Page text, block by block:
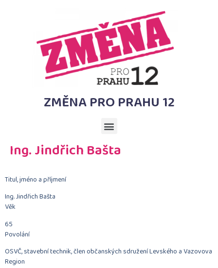
ZMĚNA PRO PRAHU 12
Ing. Jindřich Bašta
Titul, jméno a příjmení
Ing. Jindřich Bašta
Věk
65
Povolání
OSVČ, stavební technik, člen občanských sdružení Levského a Vazovova
Region